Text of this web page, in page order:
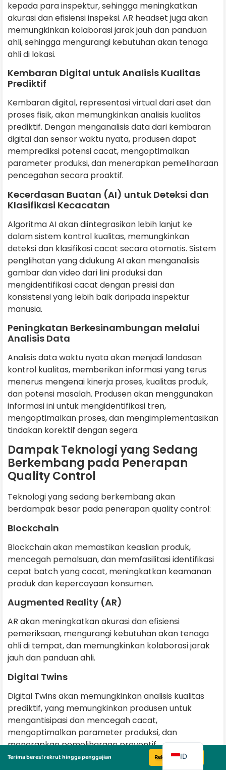
kepada para inspektur, sehingga meningkatkan
akurasi dan efisiensi inspeksi. AR headset juga akan
memungkinkan kolaborasi jarak jauh dan panduan
ahli, sehingga mengurangi kebutuhan akan tenaga
ahli di lokasi.
Kembaran Digital untuk Analisis Kualitas
Prediktif
Kembaran digital, representasi virtual dari aset dan
proses fisik, akan memungkinkan analisis kualitas
prediktif. Dengan menganalisis data dari kembaran
digital dan sensor waktu nyata, produsen dapat
memprediksi potensi cacat, mengoptimalkan
parameter produksi, dan menerapkan pemeliharaan
pencegahan secara proaktif.
Kecerdasan Buatan (AI) untuk Deteksi dan
Klasifikasi Kecacatan
Algoritma AI akan diintegrasikan lebih lanjut ke
dalam sistem kontrol kualitas, memungkinkan
deteksi dan klasifikasi cacat secara otomatis. Sistem
penglihatan yang didukung AI akan menganalisis
gambar dan video dari lini produksi dan
mengidentifikasi cacat dengan presisi dan
konsistensi yang lebih baik daripada inspektur
manusia.
Peningkatan Berkesinambungan melalui
Analisis Data
Analisis data waktu nyata akan menjadi landasan
kontrol kualitas, memberikan informasi yang terus
menerus mengenai kinerja proses, kualitas produk,
dan potensi masalah. Produsen akan menggunakan
informasi ini untuk mengidentifikasi tren,
mengoptimalkan proses, dan mengimplementasikan
tindakan korektif dengan segera.
Dampak Teknologi yang Sedang
Berkembang pada Penerapan
Quality Control
Teknologi yang sedang berkembang akan
berdampak besar pada penerapan quality control:
Blockchain
Blockchain akan memastikan keaslian produk,
mencegah pemalsuan, dan memfasilitasi identifikasi
cepat batch yang cacat, meningkatkan keamanan
produk dan kepercayaan konsumen.
Augmented Reality (AR)
AR akan meningkatkan akurasi dan efisiensi
pemeriksaan, mengurangi kebutuhan akan tenaga
ahli di tempat, dan memungkinkan kolaborasi jarak
jauh dan panduan ahli.
Digital Twins
Digital Twins akan memungkinkan analisis kualitas
prediktif, yang memungkinkan produsen untuk
mengantisipasi dan mencegah cacat,
mengoptimalkan parameter produksi, dan
menerapkan pemeliharaan preventif.
Artificial Intelligence (AI)
Terima beres! rekrut hingga penggajian Rekrut Sekarang
ID